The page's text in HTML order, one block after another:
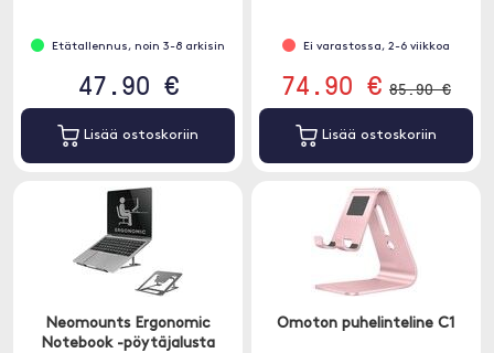
Etätallennus, noin 3-8 arkisin
47.90 €
Lisää ostoskoriin
Ei varastossa, 2-6 viikkoa
74.90 € 85.90 €
Lisää ostoskoriin
Neomounts Ergonomic
Notebook -pöytäjalusta
Omoton puhelinteline C1